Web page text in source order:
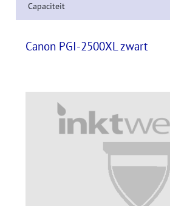
Capaciteit
Canon PGI-2500XL zwart